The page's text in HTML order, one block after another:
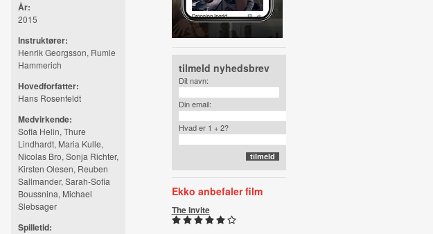
År:
2015
Instruktører:
Henrik Georgsson, Rumle
Hammerich
Hovedforfatter:
Hans Rosenfeldt
Medvirkende:
Sofia Helin, Thure
Lindhardt, Maria Kulle,
Nicolas Bro, Sonja Richter,
Kirsten Olesen, Reuben
Sallmander, Sarah-Sofia
Boussnina, Michael
Slebsager
Spilletid:
tilmeld nyhedsbrev
Dit navn:
Din email:
Hvad er 1 + 2?
Ekko anbefaler film
The Invite